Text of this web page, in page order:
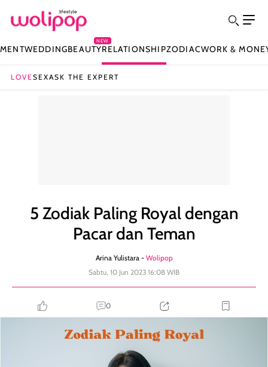
WEDDINGBEAUTY
NEW
RELATIONSHIPZODIACWORK &
LOVESEXASK THE EXPERT
5 Zodiak Paling Royal dengan
Pacar dan Teman
Arina Yulistara - Wolipop
Sabtu, 10 Jun 2023 16:08 WIB
0